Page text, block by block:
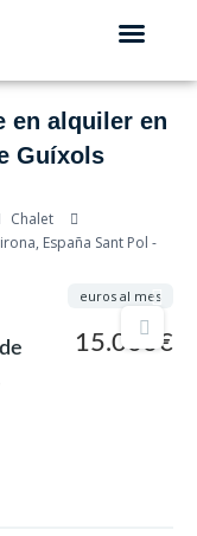
en alquiler en
Guíxols
Chalet
España Sant Pol -
15.000€
euros al mes